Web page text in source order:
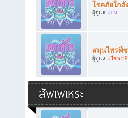
โรคภัยใกล้
ผู้ดูแล: เบน
สมุนไพรพื
ผู้ดูแล: เวียงสา
สัพเพเหระ